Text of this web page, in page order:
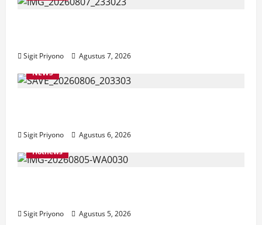
Sigit Priyono
Agustus 7, 2026
NEWS
Sigit Priyono
Agustus 6, 2026
Hotnews
Sigit Priyono
Agustus 5, 2026